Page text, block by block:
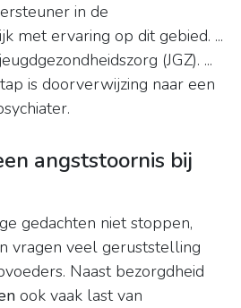
in de
met ervaring op dit gebied. ...
(JGZ). ...
is doorverwijzing naar een
angststoornis bij
gedachten niet stoppen,
vragen veel geruststelling
Naast bezorgdheid
ook vaak last van